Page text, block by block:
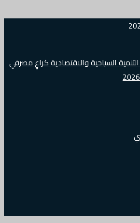
السياحية والاقتصادية كراعٍ مصرفي